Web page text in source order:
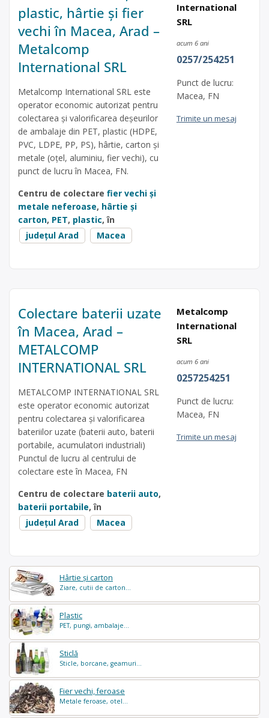
Hârtie și carton
Ziare, cutii de carton...
Plastic
PET, pungi, ambalaje...
Sticlă
Sticle, borcane, geamuri...
Fier vechi, feroase
Metale feroase, otel...
plastic, hârtie și fier
vechi în Macea, Arad –
Metalcomp
International SRL
Metalcomp International SRL este
operator economic autorizat pentru
colectarea și valorificarea deșeurilor
de ambalaje din PET, plastic (HDPE,
PVC, LDPE, PP, PS), hârtie, carton și
metale (oțel, aluminiu, fier vechi), cu
punct de lucru în Macea, FN.
Centru de colectare fier vechi și
metale neferoase, hârtie și
carton, PET, plastic, în
județul Arad
Macea
International
SRL
acum 6 ani
0257/254251
Punct de lucru:
Macea, FN
Trimite un mesaj
Colectare baterii uzate
în Macea, Arad –
METALCOMP
INTERNATIONAL SRL
METALCOMP INTERNATIONAL SRL
este operator economic autorizat
pentru colectarea și valorificarea
bateriilor uzate (baterii auto, baterii
portabile, acumulatori industriali)
Punctul de lucru al centrului de
colectare este în Macea, FN
Centru de colectare baterii auto,
baterii portabile, în
județul Arad
Macea
Metalcomp
International
SRL
acum 6 ani
0257254251
Punct de lucru:
Macea, FN
Trimite un mesaj